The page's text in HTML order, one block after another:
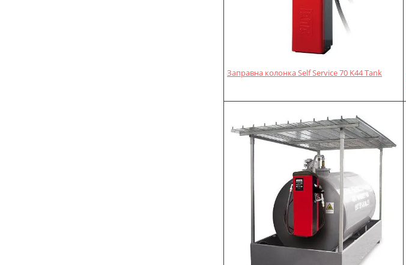
Заправна колонка Self Service 70 K44 Tank